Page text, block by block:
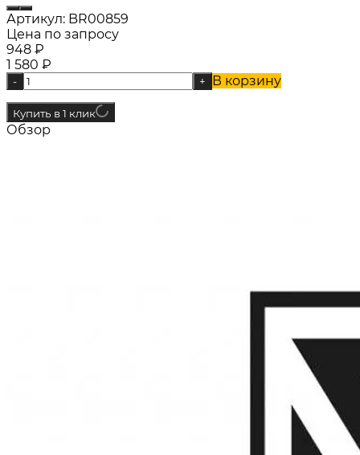
Артикул: BR00859
Цена по запросу
948 ₽
1 580 ₽
- + В корзину
Купить в 1 клик
Обзор